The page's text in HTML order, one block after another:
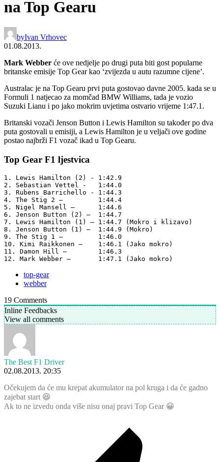
na Top Gearu
byIvan Vrhovec
01.08.2013.
Mark Webber će ove nedjelje po drugi puta biti gost popularne
britanske emisije Top Gear kao ‘zvijezda u autu razumne cijene’.
Australac je na Top Gearu prvi puta gostovao davne 2005. kada se u
Formuli 1 natjecao za momčad BMW Williams, tada je vozio
Suzuki Lianu i po jako mokrim uvjetima ostvario vrijeme 1:47.1.
Britanski vozači Jenson Button i Lewis Hamilton su također po dva
puta gostovali u emisiji, a Lewis Hamilton je u veljači ove godine
postao najbrži F1 vozač ikad u Top Gearu.
Top Gear F1 ljestvica
1. Lewis Hamilton (2) - 1:42.9
2. Sebastian Vettel -   1:44.0
3. Rubens Barrichello - 1:44.3
4. The Stig 2 –         1:44.4
5. Nigel Mansell –      1:44.6
6. Jenson Button (2) –  1:44.7
7. Lewis Hamilton (1) – 1:44.7 (Mokro i klizavo)
8. Jenson Button (1) –  1:44.9 (Mokro)
9. The Stig 1 –         1:46.0
10. Kimi Raikkonen –    1:46.1 (Jako mokro)
11. Damon Hill –        1:46.3
12. Mark Webber –       1:47.1 (Jako mokro)
top-gear
webber
19 Comments
Inline Feedbacks
View all comments
The Best F1 Driver
02.08.2013. 20:35
Očekujem da će mu krepat akumulator na pol kruga i da će gadno
zajebat start 😆
Ak to ne izvedu onda više nisu onaj pravi Top Gear 😀